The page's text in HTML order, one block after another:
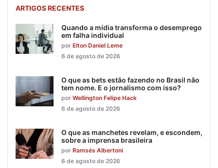
ARTIGOS RECENTES
Quando a mídia transforma o desemprego
em falha individual
por Elton Daniel Leme
6 de agosto de 2026
O que as bets estão fazendo no Brasil não
tem nome. E o jornalismo com isso?
por Wellington Felipe Hack
6 de agosto de 2026
O que as manchetes revelam, e escondem,
sobre a imprensa brasileira
por Ramsés Albertoni
6 de agosto de 2026